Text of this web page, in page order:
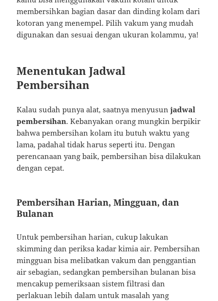
membersihkan bagian dasar dan dinding kolam dari
kotoran yang menempel. Pilih vakum yang mudah
digunakan dan sesuai dengan ukuran kolammu, ya!
Menentukan Jadwal
Pembersihan
Kalau sudah punya alat, saatnya menyusunjadwal
pembersihan. Kebanyakan orang mungkin berpikir
bahwa pembersihan kolam itu butuh waktu yang
lama, padahal tidak harus seperti itu. Dengan
perencanaan yang baik, pembersihan bisa dilakukan
dengan cepat.
Pembersihan Harian, Mingguan, dan
Bulanan
Untuk pembersihan harian, cukup lakukan
skimming dan periksa kadar kimia air. Pembersihan
mingguan bisa melibatkan vakum dan penggantian
air sebagian, sedangkan pembersihan bulanan bisa
mencakup pemeriksaan sistem filtrasi dan
perlakuan lebih dalam untuk masalah yang